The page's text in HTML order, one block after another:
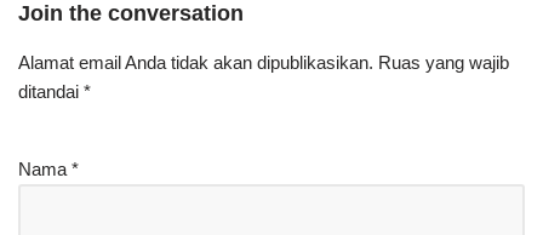
Join the conversation
Alamat email Anda tidak akan dipublikasikan. Ruas yang wajib
ditandai *
Nama *